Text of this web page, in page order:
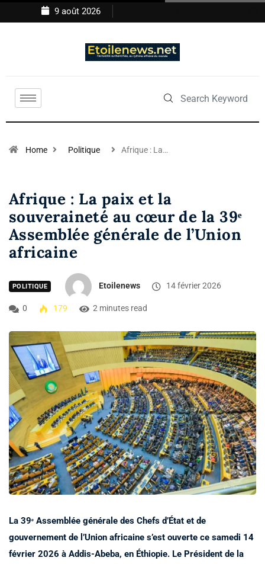
9 août 2026
Home Politique Afrique : La…
Afrique : La paix et la
souveraineté au cœur de la 39ᵉ
Assemblée générale de l’Union
africaine
POLITIQUE Etoilenews 14 février 2026
0 179 2 minutes read
La 39ᵉ Assemblée générale des Chefs d’État et de
gouvernement de l’Union africaine s’est ouverte ce samedi 14
février 2026 à Addis-Abeba, en Éthiopie. Le Président de la